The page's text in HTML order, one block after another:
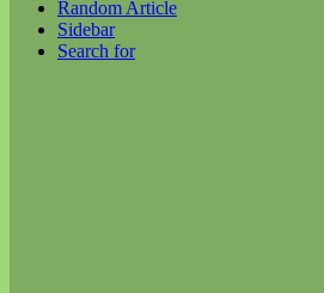
Random Article
Sidebar
Search for